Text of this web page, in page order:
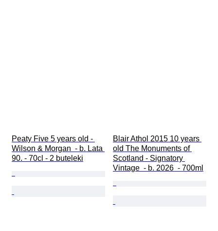
Peaty Five 5 years old -
Wilson & Morgan  - b. Lata
90. - 70cl - 2 buteleki
Blair Athol 2015 10 years
old The Monuments of
Scotland - Signatory
Vintage  - b. 2026  - 700ml